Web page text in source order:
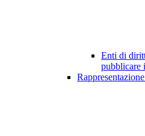
Enti di
pubblicare